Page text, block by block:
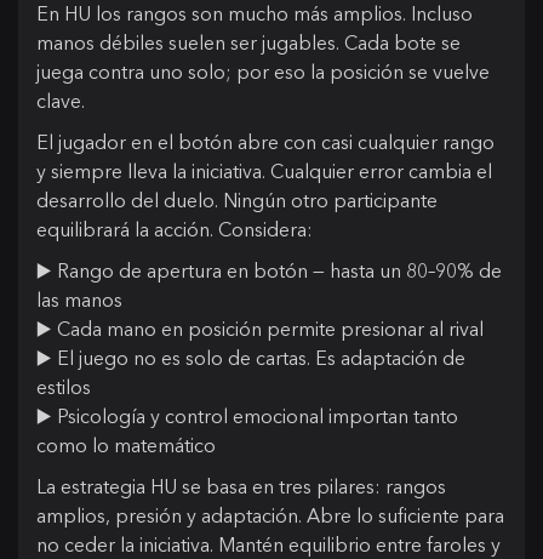
En HU los rangos son mucho más amplios. Incluso
manos débiles suelen ser jugables. Cada bote se
juega contra uno solo; por eso la posición se vuelve
clave.
El jugador en el botón abre con casi cualquier rango
y siempre lleva la iniciativa. Cualquier error cambia el
desarrollo del duelo. Ningún otro participante
equilibrará la acción. Considera:
▶️ Rango de apertura en botón — hasta un 80–90% de
las manos
▶️ Cada mano en posición permite presionar al rival
▶️ El juego no es solo de cartas. Es adaptación de
estilos
▶️ Psicología y control emocional importan tanto
como lo matemático
La estrategia HU se basa en tres pilares: rangos
amplios, presión y adaptación. Abre lo suficiente para
no ceder la iniciativa. Mantén equilibrio entre faroles y